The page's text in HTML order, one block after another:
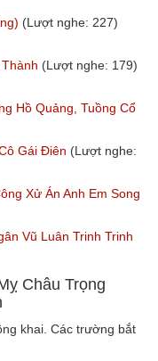
(Lượt nghe: 227)
(Lượt nghe: 179)
Hồ Quảng, Tuồng Cổ
Gái Điên (Lượt nghe:
Xử Án Anh Em Song
Vũ Luân Trinh Trinh
Châu Trọng
khai. Các trường bắt